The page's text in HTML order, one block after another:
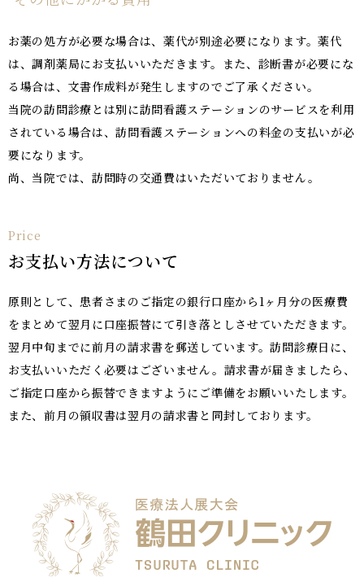
お薬の処方が必要な場合は、薬代が別途必要になります。薬代
は、調剤薬局にお支払いいただきます。また、診断書が必要にな
る場合は、文書作成料が発生しますのでご了承ください。
当院の訪問診療とは別に訪問看護ステーションのサービスを利用
されている場合は、訪問看護ステーションへの料金の支払いが必
要になります。
尚、当院では、訪問時の交通費はいただいておりません。
Price
お支払い方法について
原則として、患者さまのご指定の銀行口座から1ヶ月分の医療費
をまとめて翌月に口座振替にて引き落としさせていただきます。
翌月中旬までに前月の請求書を郵送しています。訪問診療日に、
お支払いいただく必要はございません。請求書が届きましたら、
ご指定口座から振替できますようにご準備をお願いいたします。
また、前月の領収書は翌月の請求書と同封しております。